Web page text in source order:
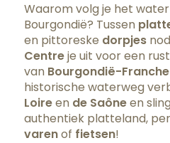
Waarom volg je het
Bourgondië? Tussen
en pittoreske dorpjes
Centreje uit voor een
van Bourgondië-
historische waterweg
Loireen de Saôneen
authentiek platteland,
varenof fietsen!